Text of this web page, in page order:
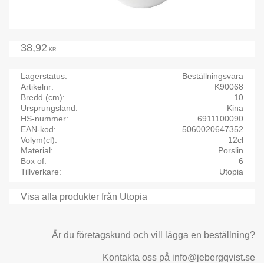
38,92 KR
Lagerstatus
Beställningsvara
Artikelnr
K90068
Bredd (cm)
10
Ursprungsland
Kina
HS-nummer
6911100090
EAN-kod
5060020647352
Volym(cl)
12cl
Material
Porslin
Box of
6
Tillverkare
Utopia
Visa alla produkter från Utopia
Är du företagskund och vill lägga en beställning?
Kontakta oss på info@jebergqvist.se